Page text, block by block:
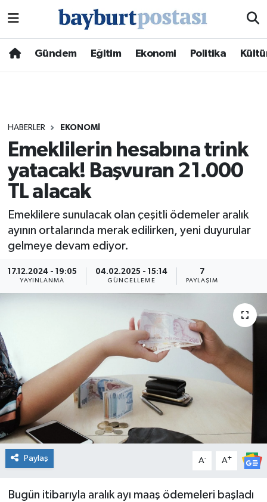
Gündem Eğitim Ekonomi Politika
HABERLER EKONOMI
Emeklilerin hesabına trink
yatacak! Başvuran 21.000
TL alacak
Emeklilere sunulacak olan çeşitli ödemeler aralık
ayının ortalarında merak edilirken, yeni duyurular
gelmeye devam ediyor.
17.12.2024 - 19:05
YAYINLANMA
04.02.2025 - 15:14
GÜNCELLEME
7
PAYLAŞIM
Paylaş A- A+
Bugün itibarıyla aralık ayı maaş ödemeleri başladı
Hava Durumu
Süper Lig Puan Durumu ve Fikstür
Tüm Manşetler
Son Dakika Haberleri